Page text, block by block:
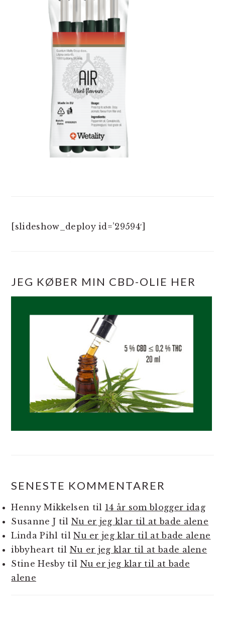
[slideshow_deploy id=’29594′]
JEG KØBER MIN CBD-OLIE HER
SENESTE KOMMENTARER
Henny Mikkelsen til 14 år som blogger idag
Susanne J til Nu er jeg klar til at bade alene
Linda Pihl tilNu er jeg klar til at bade alene
ibbyheart til Nu er jeg klar til at bade alene
Stine Hesbytil Nu er jeg klar til at bade
alene